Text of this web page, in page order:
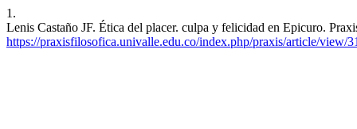
1.
Lenis Castaño JF. Ética del placer. culpa y felicidad en Epicuro.
https://praxisfilosofica.univalle.edu.co/index.php/praxis/article/view/